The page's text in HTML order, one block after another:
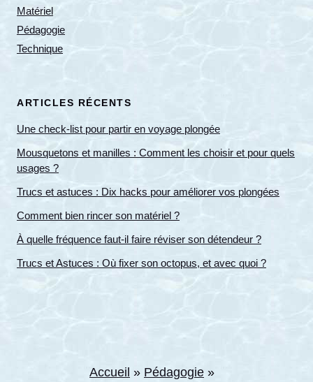
Matériel
Pédagogie
Technique
ARTICLES RÉCENTS
Une check-list pour partir en voyage plongée
Mousquetons et manilles : Comment les choisir et pour quels
usages ?
Trucs et astuces : Dix hacks pour améliorer vos plongées
Comment bien rincer son matériel ?
À quelle fréquence faut-il faire réviser son détendeur ?
Trucs et Astuces : Où fixer son octopus, et avec quoi ?
Accueil » Pédagogie »